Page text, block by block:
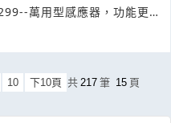
萬用型感應器，功能更進
10 下10頁 共 217 筆 15 頁